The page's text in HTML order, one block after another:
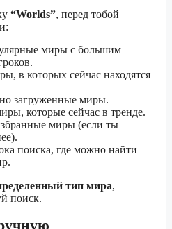
“Worlds”, перед тобой
миры с большим
в которых сейчас находятся
загруженные миры.
которые сейчас в тренде.
миры (если ты
поиска, где можно найти
тип мира,
поиск.